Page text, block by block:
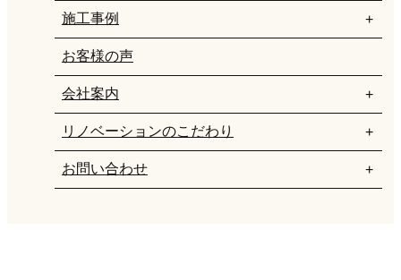
施工事例
お客様の声
会社案内
リノベーションのこだわり
お問い合わせ